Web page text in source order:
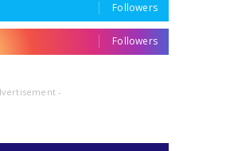
Followers
Followers
-